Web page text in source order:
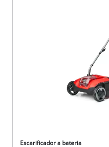
Escarificador a bateria